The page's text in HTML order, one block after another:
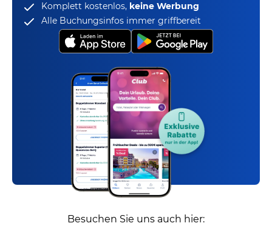
Komplett kostenlos, keine Werbung
Alle Buchungsinfos immer griffbereit
Besuchen Sie uns auch hier: